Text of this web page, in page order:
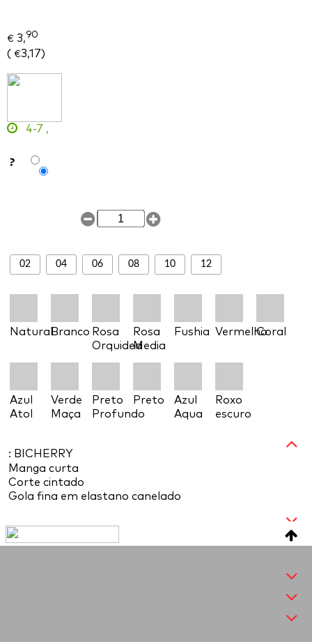
€ 3,90
( €3,17)
4-7 ,
?
02 04 06 08 10 12
NaturalBranco Rosa
Orquidea
Rosa
Media
Fushia VermelhoCoral
Azul
Atol
Verde
Maça
Preto
Profundo
Preto
Azul
Aqua
Roxo
escuro
: BICHERRY
Manga curta
Corte cintado
Gola fina em elastano canelado